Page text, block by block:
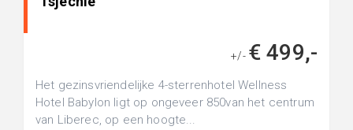
+/- € 499,-
Het gezinsvriendelijke 4-sterrenhotel Wellness
Hotel Babylon ligt op ongeveer 850van het centrum
van Liberec, op een hoogte...